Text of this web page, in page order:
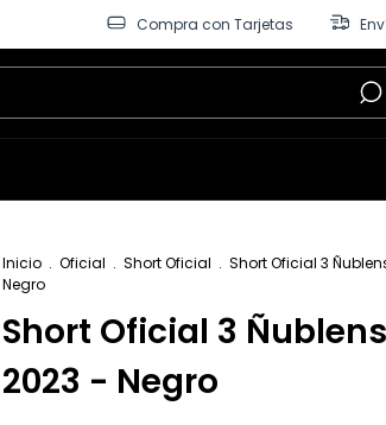
Compra con Tarjetas
Inicio . Oficial . Short Oficial . Short Oficial 3
Negro
Short Oficial 3
2023 - Negro